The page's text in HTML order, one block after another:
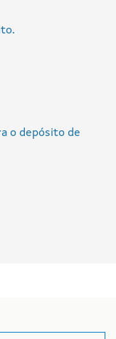
o depósito de